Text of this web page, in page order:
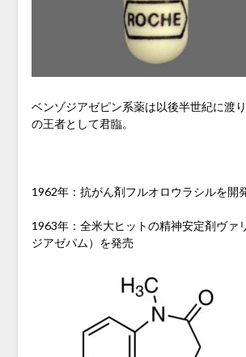
ベンゾジアゼピン系薬は以後半世紀に渡
の王者として君臨。
1962年：抗がん剤フルオロウラシルを開
1963年：全米大ヒットの精神安定剤ヴァ
ジアゼパム）を発売